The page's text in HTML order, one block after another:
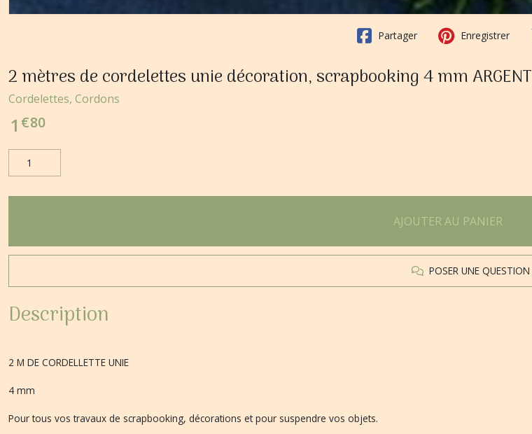
Partager Enregistrer
2 mètres de cordelettes unie décoration, scrapbooking 4 mm ARGENT
Cordelettes, Cordons
1 €80
AJOUTER AU PANIER
POSER UNE QUESTION
Description
2 M DE CORDELLETTE UNIE
4 mm
Pour tous vos travaux de scrapbooking, décorations et pour suspendre vos objets.